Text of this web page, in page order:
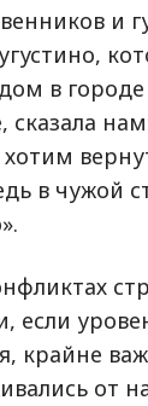
и
в
сказала
в чужой
если
крайне
от